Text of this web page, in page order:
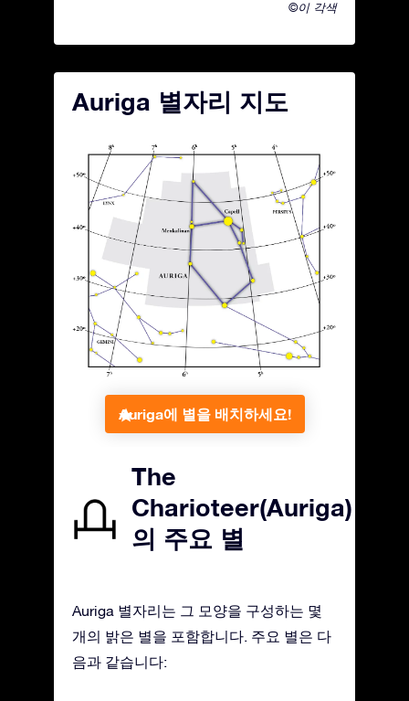
©이 각색
Auriga 별자리 지도
Auriga에 별을 배치하세요!
The
Charioteer(Auriga)
의 주요 별
Auriga 별자리는 그 모양을 구성하는 몇
개의 밝은 별을 포함합니다. 주요 별은 다
음과 같습니다: